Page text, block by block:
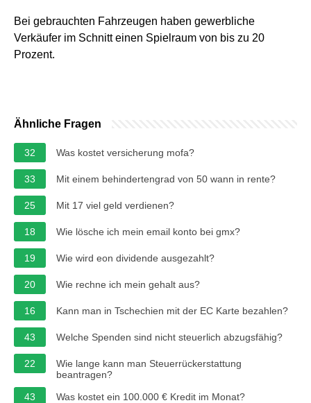
Bei gebrauchten Fahrzeugen haben gewerbliche
Verkäufer im Schnitt einen Spielraum von bis zu 20
Prozent.
Ähnliche Fragen
32 Was kostet versicherung mofa?
33 Mit einem behindertengrad von 50 wann in rente?
25 Mit 17 viel geld verdienen?
18 Wie lösche ich mein email konto bei gmx?
19 Wie wird eon dividende ausgezahlt?
20 Wie rechne ich mein gehalt aus?
16 Kann man in Tschechien mit der EC Karte bezahlen?
43 Welche Spenden sind nicht steuerlich abzugsfähig?
22
Wie lange kann man Steuerrückerstattung
beantragen?
43
Was kostet ein 100.000 € Kredit im Monat?